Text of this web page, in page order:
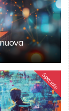
Speciale